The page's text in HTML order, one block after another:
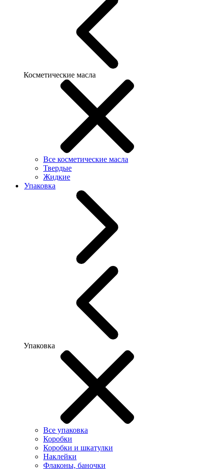
Косметические масла
Все косметические масла
Твердые
Жидкие
Упаковка
Упаковка
Все упаковка
Коробки
Коробки и шкатулки
Наклейки
Флаконы, баночки